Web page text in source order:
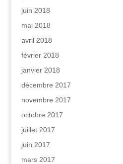
juin 2018
mai 2018
avril 2018
février 2018
janvier 2018
décembre 2017
novembre 2017
octobre 2017
juillet 2017
juin 2017
mars 2017